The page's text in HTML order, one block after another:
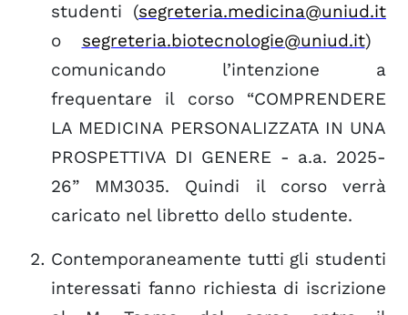
studenti (segreteria.medicina@uniud.it
o segreteria.biotecnologie@uniud.it)
comunicando l’intenzione a
frequentare il corso “COMPRENDERE
LA MEDICINA PERSONALIZZATA IN UNA
PROSPETTIVA DI GENERE - a.a. 2025-
26” MM3035. Quindi il corso verrà
caricato nel libretto dello studente.
Contemporaneamente tutti gli studenti
interessati fanno richiesta di iscrizione